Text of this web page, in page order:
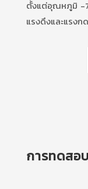
ตั้งแต่อุณหภูมิ -
แรงดึงและแรง
การทดสอ